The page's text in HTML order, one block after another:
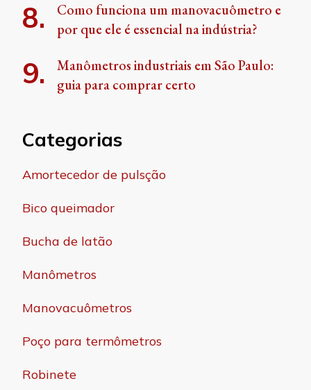
Como funciona um manovacuômetro e
por que ele é essencial na indústria?
Manômetros industriais em São Paulo:
guia para comprar certo
Categorias
Amortecedor de pulsção
Bico queimador
Bucha de latão
Manômetros
Manovacuômetros
Poço para termômetros
Robinete